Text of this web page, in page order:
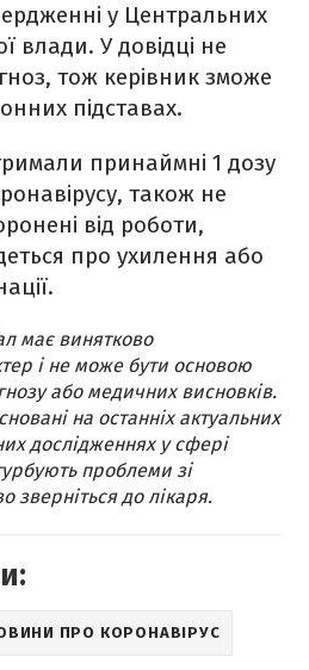
у Центральних
влади. У довідці не
тож керівник зможе
підставах.
принаймні 1 дозу
також не
від роботи,
про ухилення або
має винятково
і не може бути основою
або медичних висновків.
на останніх актуальних
дослідженнях у сфері
проблеми зі
зверніться до лікаря.
ПРО КОРОНАВІРУС